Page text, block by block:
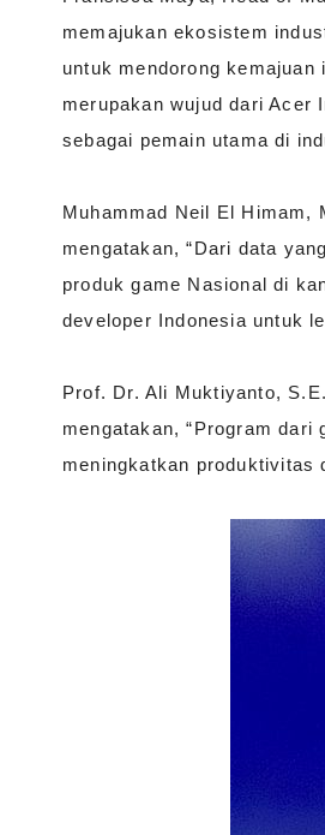
memajukan ekosistem
untuk mendorong
merupakan wujud dari Acer
sebagai pemain utama di
Muhammad Neil El Himam,
mengatakan, “Dari data
produk game Nasional di
developer Indonesia untuk
Prof. Dr. Ali Muktiyanto,
mengatakan, “Program
meningkatkan produktivitas